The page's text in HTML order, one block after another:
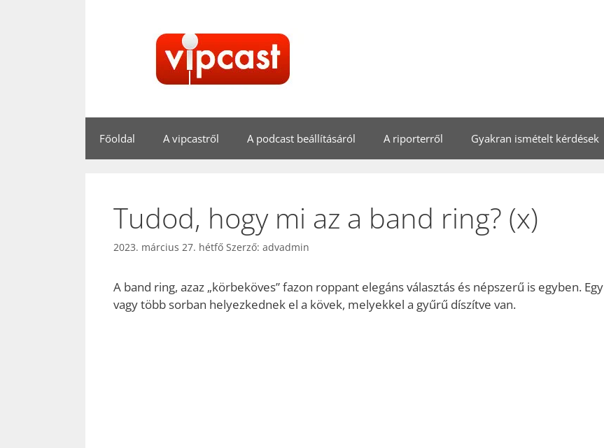
Főoldal A vipcastről A podcast beállításáról A riporterről Gyakran ismételt kérdések
Tudod, hogy mi az a band ring? (x)
2023. március 27. hétfő Szerző: advadmin
A band ring, azaz „körbeköves” fazon roppant elegáns választás és népszerű is egyben. Egy
vagy több sorban helyezkednek el a kövek, melyekkel a gyűrű díszítve van.